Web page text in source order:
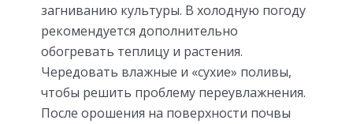
загниванию культуры. В холодную погоду
рекомендуется дополнительно
обогревать теплицу и растения.
Чередовать влажные и «сухие» поливы,
чтобы решить проблему переувлажнения.
После орошения на поверхности почвы